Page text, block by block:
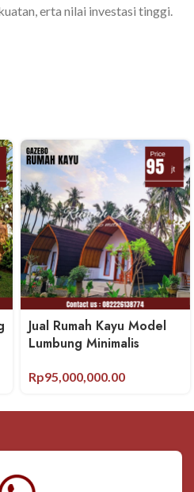
erta nilai investasi tinggi.
Jual Rumah Kayu Model
Lumbung Minimalis
Rp95,000,000.00